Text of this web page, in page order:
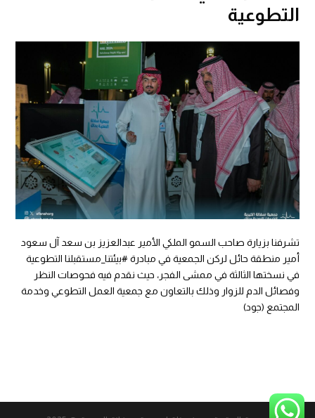
التطوعية
تشرفنا بزيارة صاحب السمو الملكي الأمير عبدالعزيز بن سعد آل سعود
أمير منطقة حائل لركن الجمعية في مبادرة#بيئتنا_مستقبلنا التطوعية
في نسختها الثالثة في ممشى الفجر، حيث نقدم فيه فحوصات النظر
وفصائل الدم للزوار وذلك بالتعاون مع جمعية العمل التطوعي وخدمة
المجتمع (جود)